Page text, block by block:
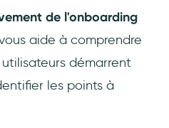
de l'onboarding
aide à comprendre
démarrent
les points à